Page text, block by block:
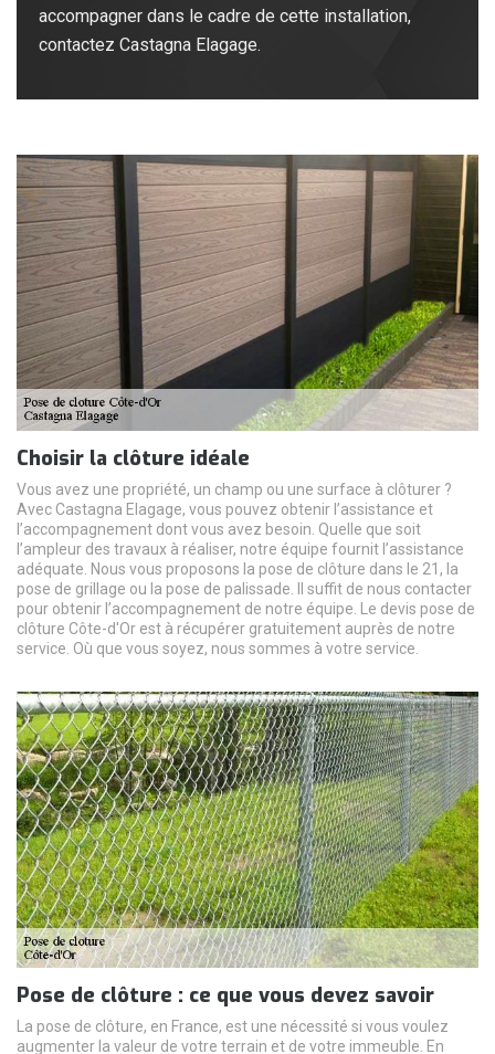
accompagner dans le cadre de cette installation,
contactez Castagna Elagage.
Choisir la clôture idéale
Vous avez une propriété, un champ ou une surface à clôturer ?
Avec Castagna Elagage, vous pouvez obtenir l’assistance et
l’accompagnement dont vous avez besoin. Quelle que soit
l’ampleur des travaux à réaliser, notre équipe fournit l’assistance
adéquate. Nous vous proposons la pose de clôture dans le 21, la
pose de grillage ou la pose de palissade. Il suffit de nous contacter
pour obtenir l’accompagnement de notre équipe. Le devis pose de
clôture Côte-d'Or est à récupérer gratuitement auprès de notre
service. Où que vous soyez, nous sommes à votre service.
Pose de clôture : ce que vous devez savoir
La pose de clôture, en France, est une nécessité si vous voulez
augmenter la valeur de votre terrain et de votre immeuble. En